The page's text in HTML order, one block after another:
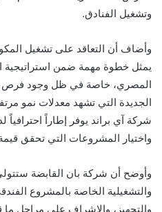
وتشغيل الفنادق.
وأضاف أن التعاقد على تشغيل
يمثل خطوة مهمة ضمن
المصري، خاصة في ظل وجود فرص
الجديدة التي تشهد معدلات نمو
شركة آي براند يوفر إطاراً احترافياً
واختيار المشروعات التي تحقق
وأوضح أن شركة بان القابضة
والتشغيلية الخاصة بالمشروع
والتجهيز، والإشراف على مراحل ما